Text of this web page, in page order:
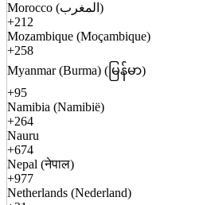
Morocco (المغرب)
+212
Mozambique (Moçambique)
+258
Myanmar (Burma) (မြန်မာ)
+95
Namibia (Namibië)
+264
Nauru
+674
Nepal (नेपाल)
+977
Netherlands (Nederland)